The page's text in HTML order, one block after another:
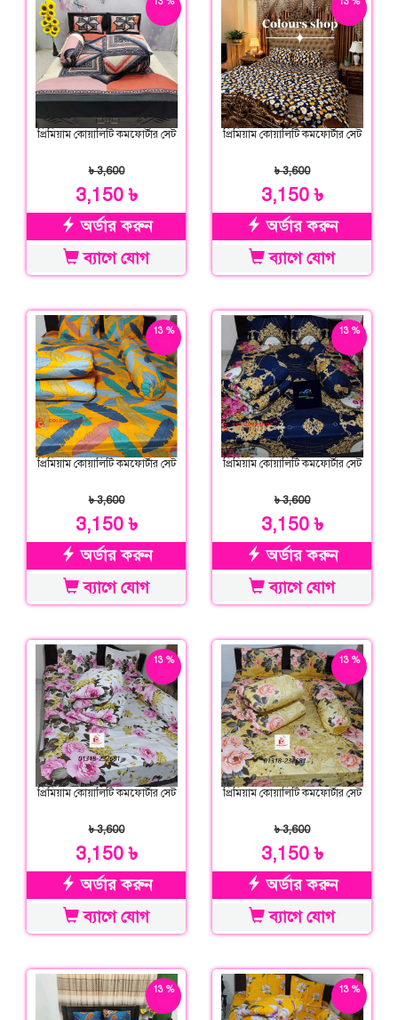
প্রিমিয়াম কোয়ালিটি কমফোর্টার সেট
৳ 3,600
3,150 ৳
অর্ডার করুন
ব্যাগে যোগ
প্রিমিয়াম কোয়ালিটি কমফোর্টার সেট
৳ 3,600
3,150 ৳
অর্ডার করুন
ব্যাগে যোগ
13 %
প্রিমিয়াম কোয়ালিটি কমফোর্টার সেট
৳ 3,600
3,150 ৳
অর্ডার করুন
ব্যাগে যোগ
13 %
প্রিমিয়াম কোয়ালিটি কমফোর্টার সেট
৳ 3,600
3,150 ৳
অর্ডার করুন
ব্যাগে যোগ
13 %
প্রিমিয়াম কোয়ালিটি কমফোর্টার সেট
৳ 3,600
3,150 ৳
অর্ডার করুন
ব্যাগে যোগ
13 %
প্রিমিয়াম কোয়ালিটি কমফোর্টার সেট
৳ 3,600
3,150 ৳
অর্ডার করুন
ব্যাগে যোগ
13 %
13 %